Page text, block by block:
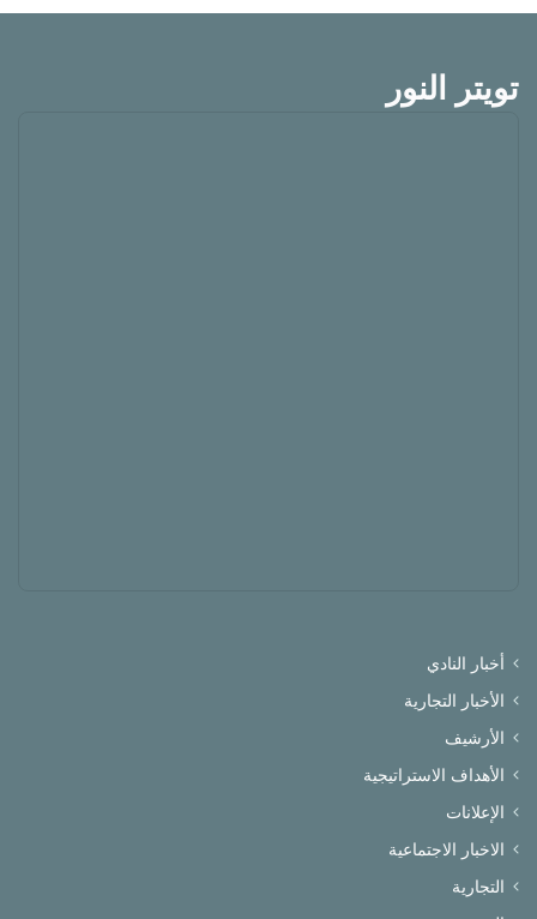
تويتر النور
أخبار النادي
الأخبار التجارية
الأرشيف
الأهداف الاستراتيجية
الإعلانات
الاخبار الاجتماعية
التجارية